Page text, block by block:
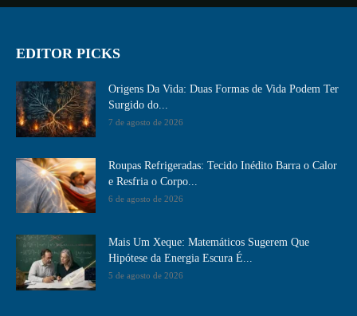
EDITOR PICKS
Origens Da Vida: Duas Formas de Vida Podem Ter
Surgido do...
7 de agosto de 2026
Roupas Refrigeradas: Tecido Inédito Barra o Calor
e Resfria o Corpo...
6 de agosto de 2026
Mais Um Xeque: Matemáticos Sugerem Que
Hipótese da Energia Escura É...
5 de agosto de 2026